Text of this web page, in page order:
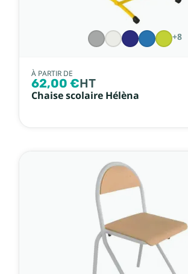
+8
À PARTIR DE
62,00 €HT
Chaise scolaire Hélèna